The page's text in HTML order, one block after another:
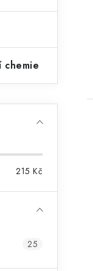
chemie
215 Kč
25